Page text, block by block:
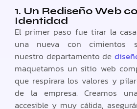
1. Un Rediseño Web
Identidad
El primer paso fue tirar la
una nueva con cimientos
nuestro departamento de
maquetamos un sitio web
que respirara los valores y
de la empresa. Creamos
accesible y muy cálida,